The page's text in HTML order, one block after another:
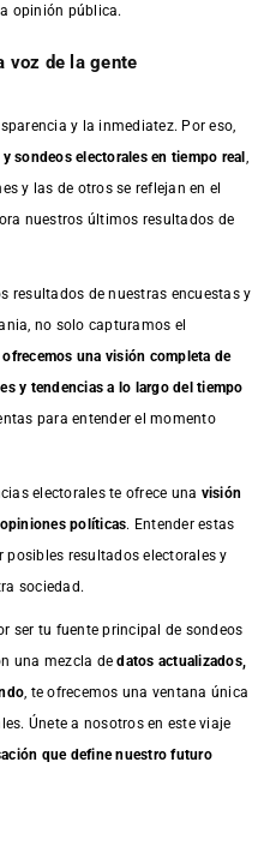
opinión pública.
voz de la gente
y la inmediatez. Por eso,
y sondeos electorales en tiempo real
y las de otros se reflejan en el
nuestros últimos resultados de
resultados de nuestras encuestasy
no solo capturamos el
ofrecemos una visión completa de
y tendencias a lo largo del tiempo
para entender el momento
electorales te ofrece una visión
políticas. Entender estas
resultados electorales y
sociedad.
ser tu fuente principal de sondeos
una mezcla dedatos actualizados,
, te ofrecemos una ventana única
Únete a nosotros en este viaje
que define nuestro futuro